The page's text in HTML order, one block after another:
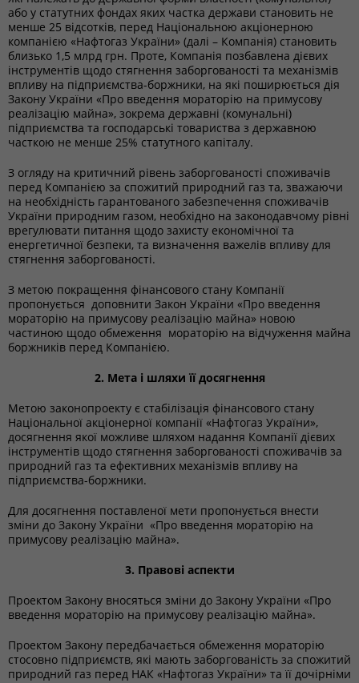
або у статутних фондах яких частка держави становить не
менше 25 відсотків, перед Національною акціонерною
компанією «Нафтогаз України» (далі – Компанія) становить
близько 1,5 млрд грн. Проте, Компанія позбавлена дієвих
інструментів щодо стягнення заборгованості та механізмів
впливу на підприємства-боржники, на які поширюється дія
Закону України «Про введення мораторію на примусову
реалізацію майна», зокрема державні (комунальні)
підприємства та господарські товариства з державною
часткою не менше 25% статутного капіталу.
З огляду на критичний рівень заборгованості споживачів
перед Компанією за спожитий природний газ та, зважаючи
на необхідність гарантованого забезпечення споживачів
України природним газом, необхідно на законодавчому рівні
врегулювати питання щодо захисту економічної та
енергетичної безпеки, та визначення важелів впливу для
стягнення заборгованості.
З метою покращення фінансового стану Компанії
пропонується доповнити Закон України «Про введення
мораторію на примусову реалізацію майна» новою
частиною щодо обмеження мораторію на відчуження майна
боржників перед Компанією.
2. Мета і шляхи її досягнення
Метою законопроекту є стабілізація фінансового стану
Національної акціонерної компанії «Нафтогаз України»,
досягнення якої можливе шляхом надання Компанії дієвих
інструментів щодо стягнення заборгованості споживачів за
природний газ та ефективних механізмів впливу на
підприємства-боржники.
Для досягнення поставленої мети пропонується внести
зміни до Закону України «Про введення мораторію на
примусову реалізацію майна».
3. Правові аспекти
Проектом Закону вносяться зміни до Закону України «Про
введення мораторію на примусову реалізацію майна».
Проектом Закону передбачається обмеження мораторію
стосовно підприємств, які мають заборгованість за спожитий
природний газ перед НАК «Нафтогаз України» та її дочірніми